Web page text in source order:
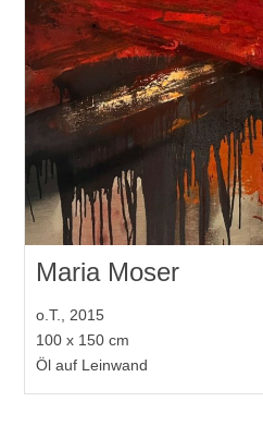
Maria Moser
o.T., 2015
100 x 150 cm
Öl auf Leinwand